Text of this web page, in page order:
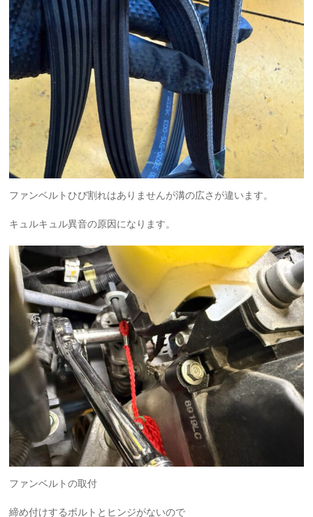
ファンベルトひび割れはありませんが溝の広さが違います。
キュルキュル異音の原因になります。
ファンベルトの取付
締め付けするボルトとヒンジがないので